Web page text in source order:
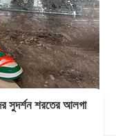
সুদর্শন শরতের আলগা